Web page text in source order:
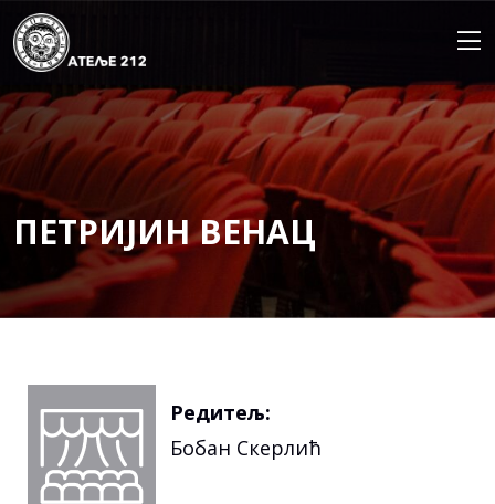
Skip
to
content
ПЕТРИЈИН ВЕНАЦ
Редитељ:
Бобан Скерлић